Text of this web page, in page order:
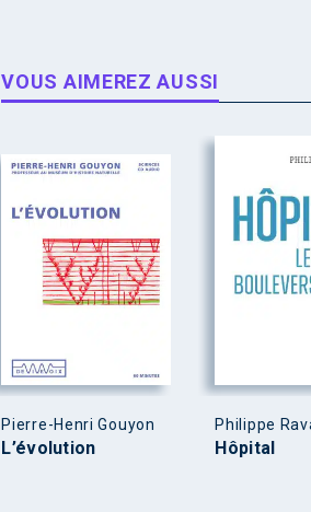
VOUS AIMEREZ AUSSI
Pierre-Henri Gouyon
L’évolution
Philippe
Hôpital